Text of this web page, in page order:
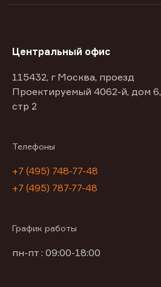
Центральный офис
115432, г Москва, проезд
Проектируемый 4062-й, дом 6,
стр 2
Телефоны
+7 (495) 748-77-48
+7 (495) 787-77-48
График работы
пн-пт : 09:00-18:00